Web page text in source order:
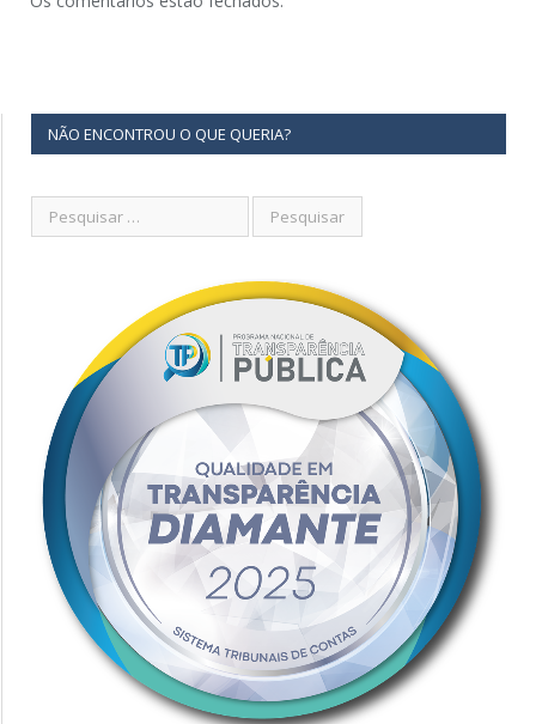
NÃO ENCONTROU O QUE QUERIA?